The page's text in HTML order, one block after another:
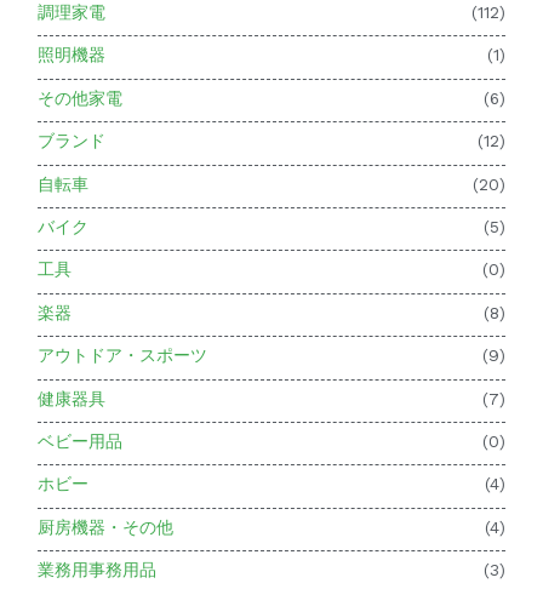
調理家電 (112)
照明機器 (1)
その他家電 (6)
ブランド (12)
自転車 (20)
バイク (5)
工具 (0)
楽器 (8)
アウトドア・スポーツ (9)
健康器具 (7)
ベビー用品 (0)
ホビー (4)
厨房機器・その他 (4)
業務用事務用品 (3)